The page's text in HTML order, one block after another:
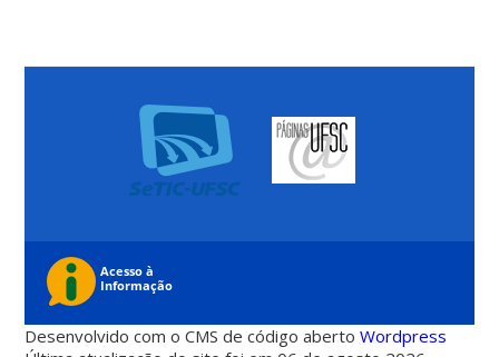
Desenvolvido com o CMS de código abertoWordpress